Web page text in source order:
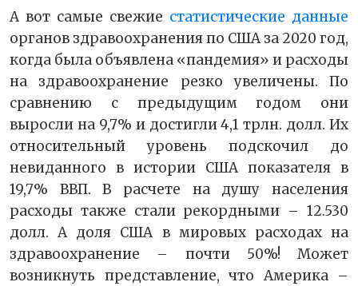
А вот самые свежие статистические данные
органов здравоохранения по США за 2020 год,
когда была объявлена «пандемия» и расходы
на здравоохранение резко увеличены. По
сравнению с предыдущим годом они
выросли на 9,7% и достигли 4,1 трлн. долл. Их
относительный уровень подскочил до
невиданного в истории США показателя в
19,7% ВВП. В расчете на душу населения
расходы также стали рекордными – 12.530
долл. А доля США в мировых расходах на
здравоохранение – почти 50%! Может
возникнуть представление, что Америка –